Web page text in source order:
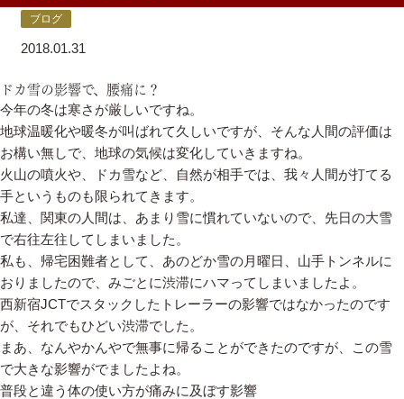
ブログ
2018.01.31
ドカ雪の影響で、腰痛に？
今年の冬は寒さが厳しいですね。
地球温暖化や暖冬が叫ばれて久しいですが、そんな人間の評価は
お構い無しで、地球の気候は変化していきますね。
火山の噴火や、ドカ雪など、自然が相手では、我々人間が打てる
手というものも限られてきます。
私達、関東の人間は、あまり雪に慣れていないので、先日の大雪
で右往左往してしまいました。
私も、帰宅困難者として、あのどか雪の月曜日、山手トンネルに
おりましたので、みごとに渋滞にハマってしまいましたよ。
西新宿JCTでスタックしたトレーラーの影響ではなかったのです
が、それでもひどい渋滞でした。
まあ、なんやかんやで無事に帰ることができたのですが、この雪
で大きな影響がでましたよね。
普段と違う体の使い方が痛みに及ぼす影響